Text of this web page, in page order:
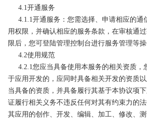
4.1开通服务
4.1.1开通服务：您需选择、申请相应的通
用权限，并确认相应的服务条款，在审核通
限后，您可登陆管理控制台进行服务管理等操
4.2使用规范
4.2.1您应当具备使用本服务的相关资质，
于应用开发的，应同时具备相关开发的资质
当具备的资质，并具备履行其基于本协议项
证履行相关义务不违反任何对其有约束力的
其应用的创作、开发、编辑、加工、修改、